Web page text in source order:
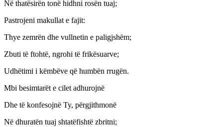
Në thatësirën tonë hidhni rosën tuaj;
Pastrojeni makullat e fajit:
Thye zemrën dhe vullnetin e paligjshëm;
Zbuti të ftohtë, ngrohi të frikësuarve;
Udhëtimi i këmbëve që humbën rrugën.
Mbi besimtarët e cilet adhurojnë
Dhe të konfesojnë Ty, përgjithmonë
Në dhuratën tuaj shtatëfishtë zbritni;